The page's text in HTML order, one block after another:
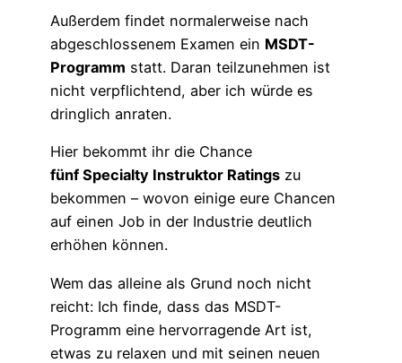
Außerdem findet normalerweise nach
abgeschlossenem Examen ein MSDT-
Programm statt. Daran teilzunehmen ist
nicht verpflichtend, aber ich würde es
dringlich anraten.
Hier bekommt ihr die Chance
fünf Specialty Instruktor Ratings zu
bekommen – wovon einige eure Chancen
auf einen Job in der Industrie deutlich
erhöhen können.
Wem das alleine als Grund noch nicht
reicht: Ich finde, dass das MSDT-
Programm eine hervorragende Art ist,
etwas zu relaxen und mit seinen neuen